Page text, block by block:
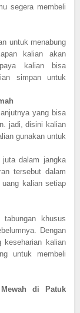
segera membeli
untuk menabung
kalian akan
kalian bisa
simpan untuk
yang bisa
jadi, disini kalian
gunakan untuk
juta dalam jangka
tersebut dalam
kalian setiap
khusus
Dengan
keseharian kalian
untuk membeli
di Patuk